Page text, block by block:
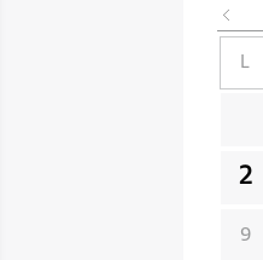
L
2
9